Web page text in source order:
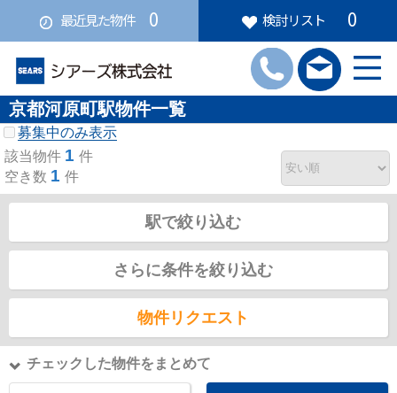
最近見た物件 0 検討リスト 0
京都河原町駅物件一覧
募集中のみ表示
該当物件 1 件
空き数 1 件
駅で絞り込む
さらに条件を絞り込む
物件リクエスト
チェックした物件をまとめて